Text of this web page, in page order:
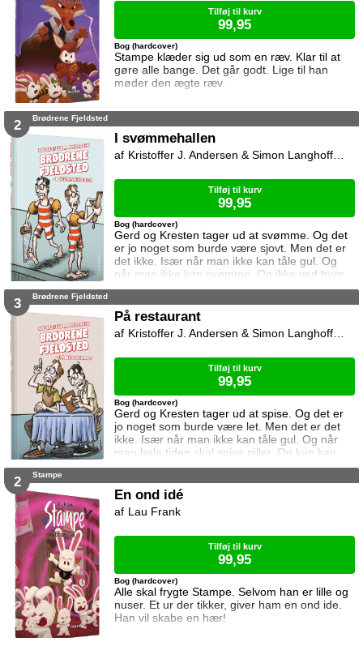
Stampe klæder sig ud som en ræv. Klar til at
gøre alle bange. Det går godt. Lige til han
møder den ægte ræv.
Bog (hardcover)
Tilføj til kurv
99,95
2 Brødrene Fjeldsted
I svømmehallen
Gerd og Kresten tager ud at svømme. Og det
er jo noget som burde være sjovt. Men det er
det ikke. Især når man ikke kan tåle gul. Og
når man ikke kan svømme. Og ikke ved hvor
man skal klæde om. Når der er for meget
måske videoen som er lavet af Niki Topgaard
Bog (hardcover)
Kristoffer J. Andersen & Simon Langhoff & Niki Topgaard
Tilføj til kurv
99,95
3 Brødrene Fjeldsted
På restaurant
Gerd og Kresten tager ud at spise. Og det er
jo noget som burde være let. Men det er det
ikke. Især når man ikke kan tåle gul. Og når
man hele tiden skal spise piller. Og kun kan
spise mad som spætte. Og rødder fra et træ.
som er lavet af Niki Topgaard og Flamesman1.
Bog (hardcover)
Kristoffer J. Andersen & Simon Langhoff & Niki Topgaard
Tilføj til kurv
99,95
2 Stampe
En ond idé
Alle skal frygte Stampe. Selvom han er lille og
nuser. Et ur der tikker, giver ham en ond ide.
Han vil skabe en hær!
Bog (hardcover)
Lau Frank
Tilføj til kurv
99,95